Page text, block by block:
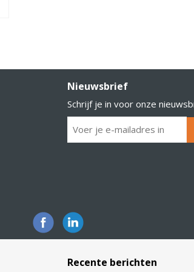
Nieuwsbrief
Schrijf je in voor onze
Recente berichten